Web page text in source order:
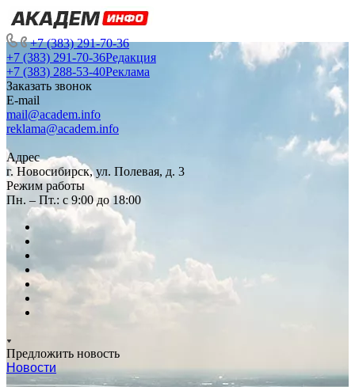
+7 (383) 291-70-36
+7 (383) 291-70-36Редакция
+7 (383) 288-53-40Реклама
Заказать звонок
E-mail
mail@academ.info
reklama@academ.info
Адрес
г. Новосибирск, ул. Полевая, д. 3
Режим работы
Пн. – Пт.: с 9:00 до 18:00
Предложить новость
Новости